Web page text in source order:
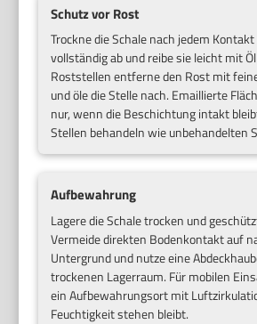
Schutz vor Rost
Trockne die Schale nach jedem
vollständig ab und reibe sie leicht mit
Roststellen entferne den Rost mit
und öle die Stelle nach. Emaillierte
nur, wenn die Beschichtung intakt
Stellen behandeln wie unbehandelten
Aufbewahrung
Lagere die Schale trocken und
Vermeide direkten Bodenkontakt auf
Untergrund und nutze eine
trockenen Lagerraum. Für mobilen
ein Aufbewahrungsort mit
Feuchtigkeit stehen bleibt.